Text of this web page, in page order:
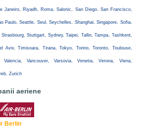
Janeiro, Riyadh, Roma, Salonic, San Diego, San Francisco,
Paulo, Seattle, Seul, Seychelles, Shanghai, Singapore, Sofia,
Stuttgart, Sydney, Taipei, Tallin, Tampa, Tashkent,
Aviv, Timisoara, Tirana, Tokyo, Torino, Toronto, Toulouse,
Vancouver, Varsovia, Venetia, Verona, Viena,
Zurich
aeriene
Berlin